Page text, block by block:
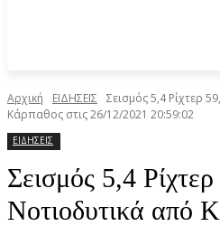
Αρχική ΕΙΔΗΣΕΙΣ
Σεισμός 5,4 Ρίχτερ
Κάρπαθος στις 26/12/2021 20:59:02
ΕΙΔΗΣΕΙΣ
Σεισμός 5,4
Νοτιοδυτικά από